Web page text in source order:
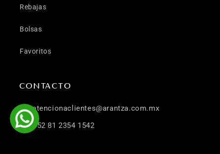
Rebajas
Bolsas
Favoritos
CONTACTO
atencionaclientes@arantza.com.mx
+52 81 2354 1542